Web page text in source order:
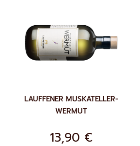
HINZUFÜGEN
LAUFFENER MUSKATELLER-
WERMUT
13,90 €